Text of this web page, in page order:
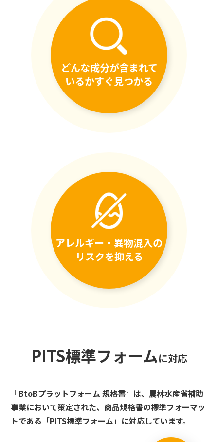
どんな成分が含まれて
いるかすぐ見つかる
アレルギー・異物混入の
リスクを抑える
PITS標準フォームに対応
『BtoBプラットフォーム 規格書』は、農林水産省補助
事業において策定された、商品規格書の標準フォーマッ
トである「PITS標準フォーム」に対応しています。